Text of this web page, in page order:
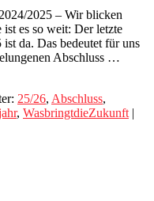
2025 – Wir blicken
es so weit: Der letzte
da. Das bedeutet für uns
Abschluss …
25/26, Abschluss,
, WasbringtdieZukunft |